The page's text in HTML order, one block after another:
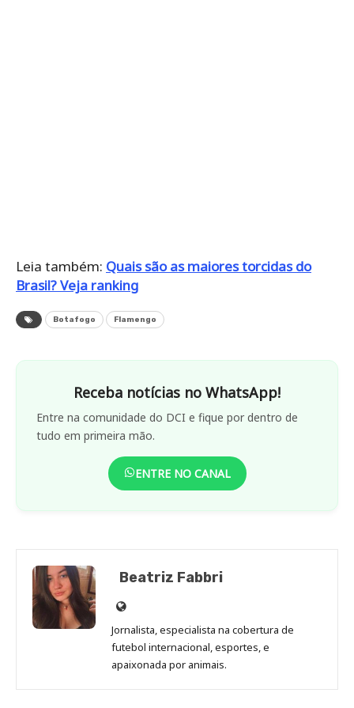
Leia também: Quais são as maiores torcidas do
Brasil? Veja ranking
Botafogo Flamengo
Receba notícias no WhatsApp!
Entre na comunidade do DCI e fique por dentro de
tudo em primeira mão.
ENTRE NO CANAL
Beatriz Fabbri
Site
de
Beatriz
Fabbri
Jornalista, especialista na cobertura de
futebol internacional, esportes, e
apaixonada por animais.